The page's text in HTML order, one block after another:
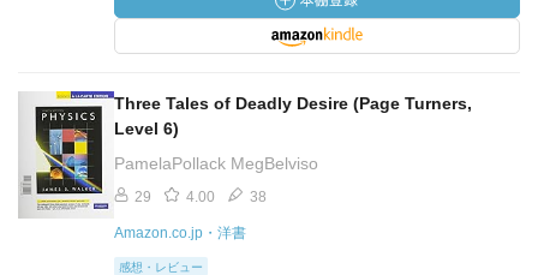
Three Tales of Deadly Desire (Page Turners,
Level 6)
PamelaPollack MegBelviso
29 4.00 38
Amazon.co.jp・洋書
感想・レビュー